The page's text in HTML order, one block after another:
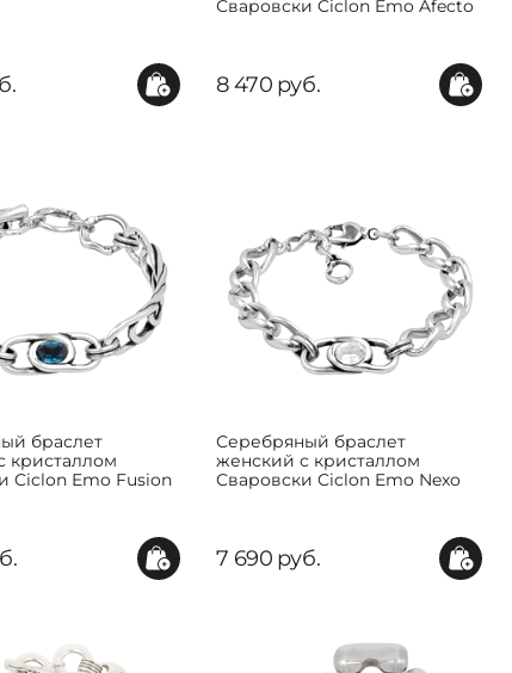
Сваровски Ciclon Emo Afecto
8 470 руб.
браслет
кристаллом
Ciclon Emo Fusion
Серебряный браслет
женский с кристаллом
Сваровски Ciclon Emo Nexo
7 690 руб.